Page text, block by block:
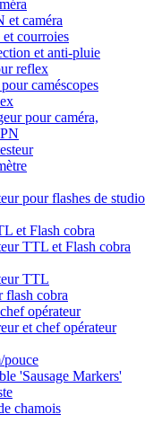
et caméra
et courroies
et anti-pluie
reflex
caméscopes
pour caméra,
pour flashes de studio
et Flash cobra
TTL et Flash cobra
TTL
flash cobra
opérateur
et chef opérateur
pouce
'Sausage Markers'
chamois